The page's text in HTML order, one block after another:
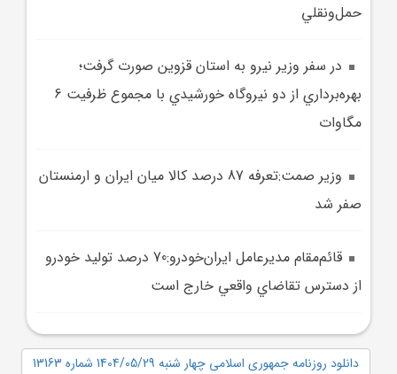
حمل‌ونقلي
در سفر وزير نيرو به استان قزوين صورت گرفت؛
بهره‌برداري از دو نيروگاه خورشيدي با مجموع ظرفيت 6
مگاوات
وزير صمت:تعرفه 87 درصد کالا ميان ايران و ارمنستان
صفر شد
قائم‌مقام مديرعامل ايران‌خودرو:70 درصد توليد خودرو
از دسترس تقاضاي واقعي خارج است
دانلود روزنامه جمهوری اسلامی چهار شنبه 1404/05/29 شماره 13163